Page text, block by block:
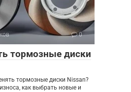
0
тормозные диски
тормозные диски Nissan?
как выбрать новые и